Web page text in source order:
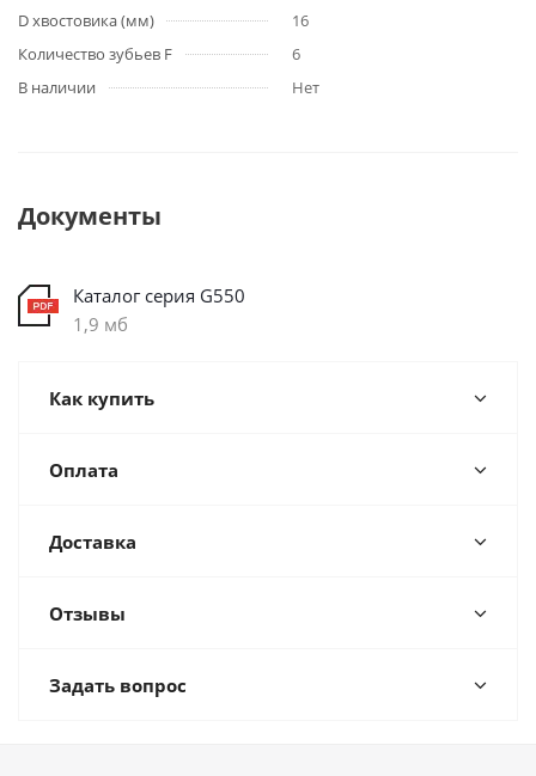
D хвостовика (мм)
16
Количество зубьев F
6
В наличии
Нет
Документы
Каталог серия G550
1,9 мб
Как купить
Оплата
Доставка
Отзывы
Задать вопрос